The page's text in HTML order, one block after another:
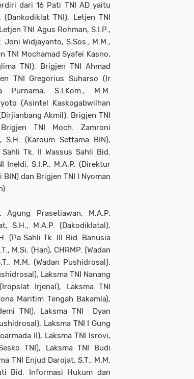
dari 16 Pati TNI AD yaitu
(Dankodiklat TNI), Letjen TNI
TNI Agus Rohman, S.I.P.,
Joni Widjayanto, S.Sos., M.M.,
TNI Mochamad Syafei Kasno,
TNI), Brigjen TNI Ahmad
TNI Gregorius Suharso (Ir
S.I.Kom., M.M.
(Asintel Kaskogabwilhan
Akmil), Brigjen TNI
TNI Moch. Zamroni
S.H. (Karoum Settama BIN),
Tk. II Wassus Sahli Bid.
Ineldi, S.I.P., M.A.P. (Direktur
dan Brigjen TNI I Nyoman
Prasetiawan, M.A.P.
S.H., M.A.P. (Dakodiklatal),
(Pa Sahli Tk. III Bid. Banusia
M.Si. (Han), CHRMP. (Wadan
M.M. (Wadan Pushidrosal),
Laksma TNI Nanang
Irjenal), Laksma TNI
Maritim Tengah Bakamla),
TNI), Laksma TNI Dyan
Laksma TNI I Gung
II), Laksma TNI Isrovi,
TNI), Laksma TNI Budi
TNI Enjud Darojat, S.T., M.M.
Bid. Informasi Hukum dan